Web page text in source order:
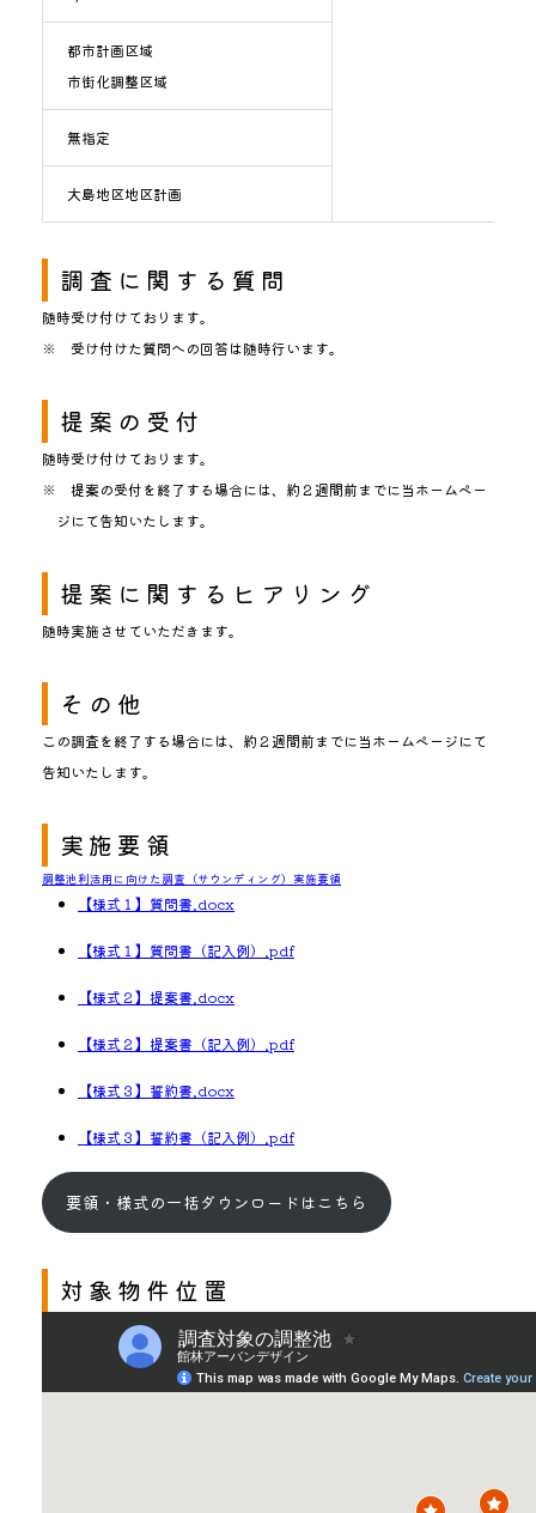
都市計画区域
市街化調整区域
無指定
大島地区地区計画
調査に関する質問
随時受け付けております。
※ 受け付けた質問への回答は随時行います。
提案の受付
随時受け付けております。
※ 提案の受付を終了する場合には、約２週間前までに当ホームペー
ジにて告知いたします。
提案に関するヒアリング
随時実施させていただきます。
その他
この調査を終了する場合には、約２週間前までに当ホームページにて
告知いたします。
実施要領
調整池利活用に向けた調査（サウンディング）実施要領
【様式１】質問書.docx
【様式１】質問書（記入例）.pdf
【様式２】提案書.docx
【様式２】提案書（記入例）.pdf
【様式３】誓約書.docx
【様式３】誓約書（記入例）.pdf
要領・様式の一括ダウンロードはこちら
対象物件位置